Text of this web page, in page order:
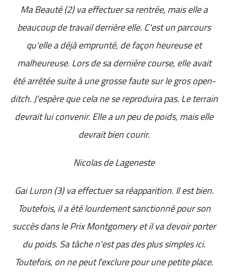
Ma Beauté (2) va effectuer sa rentrée, mais elle a
beaucoup de travail derrière elle. C'est un parcours
qu'elle a déjà emprunté, de façon heureuse et
malheureuse. Lors de sa dernière course, elle avait
été arrêtée suite à une grosse faute sur le gros open-
ditch. J'espère que cela ne se reproduira pas. Le terrain
devrait lui convenir. Elle a un peu de poids, mais elle
devrait bien courir.
Nicolas de Lageneste
Gai Luron (3) va effectuer sa réapparition. Il est bien.
Toutefois, il a été lourdement sanctionné pour son
succès dans le Prix Montgomery et il va devoir porter
du poids. Sa tâche n'est pas des plus simples ici.
Toutefois, on ne peut l'exclure pour une petite place.